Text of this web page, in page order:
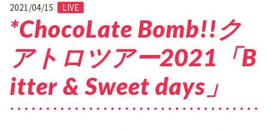
2021/04/15 LIVE
*ChocoLate Bomb!!ク
アトロツアー2021「B
itter & Sweet days」